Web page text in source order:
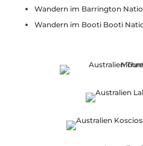
Wandern im Barrington
Wandern im Booti Booti